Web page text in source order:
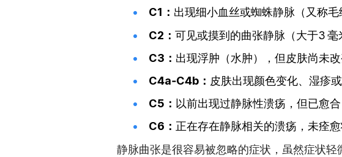
C1： 出现细小血丝或蜘蛛静脉（又称毛
C2： 可见或摸到的曲张静脉（大于3 毫
C3： 出现浮肿（水肿），但皮肤尚未
C4a‑C4b： 皮肤出现颜色变化、湿疹
C5： 以前出现过静脉性溃疡，但已愈合
C6： 正在存在静脉相关的溃疡，未痊
静脉曲张是很容易被忽略的症状，虽然症状